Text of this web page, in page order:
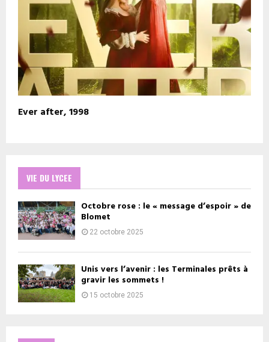
Ever after, 1998
VIE DU LYCEE
Octobre rose : le « message d’espoir » de
Blomet
22 octobre 2025
Unis vers l’avenir : les Terminales prêts à
gravir les sommets !
15 octobre 2025